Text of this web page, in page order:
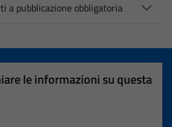
a pubblicazione obbligatoria
le informazioni su questa